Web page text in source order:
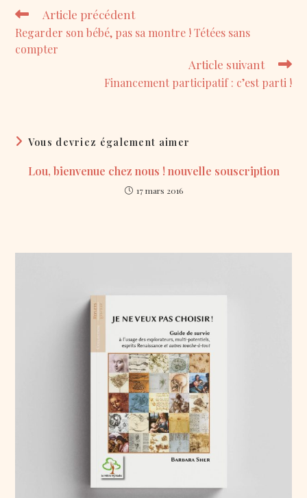
Read
more
articles
Article précédent
Regarder son bébé, pas sa montre ! Tétées sans
compter
Article suivant
Financement participatif : c’est parti !
Vous devriez également aimer
Lou, bienvenue chez nous ! nouvelle souscription
17 mars 2016